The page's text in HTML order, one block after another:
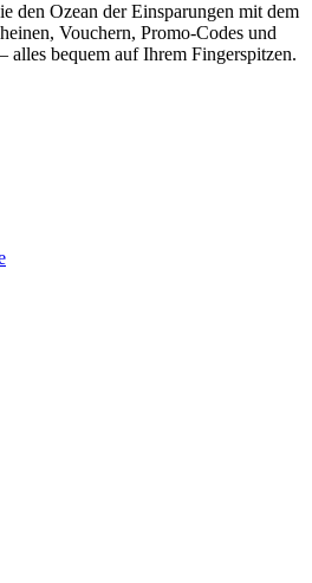
den Ozean der Einsparungen mit dem
Vouchern, Promo-Codes und
alles bequem auf Ihrem Fingerspitzen.